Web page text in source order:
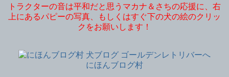
トラクターの音は平和だと思うマカナ＆さちの応援に、右
上にあるパピーの写真、もしくはすぐ下の犬の絵のクリッ
クをお願いします！
にほんブログ村